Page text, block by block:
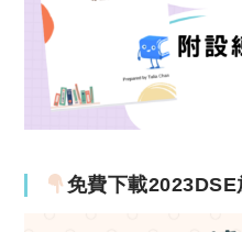
免費下載2023DSE